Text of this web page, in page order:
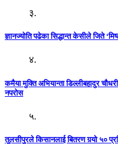
३.
ज्ञानज्योति पढेका सिद्धान्त केसीले जिते
४.
कमैया मुक्ति अभियान्ता डिल्लीबहादुर
नपरोस
५.
तुलसीपुरले किसानलाई बितरण गर्‍यो ५०